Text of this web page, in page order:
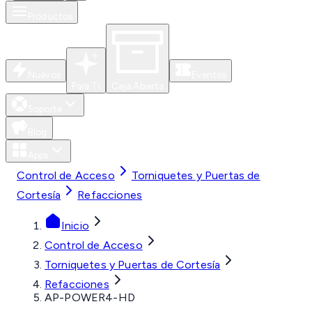
Control de Acceso
Torniquetes y Puertas de
Cortesía
Refacciones
Inicio
Control de Acceso
Torniquetes y Puertas de Cortesía
Refacciones
AP-POWER4-HD